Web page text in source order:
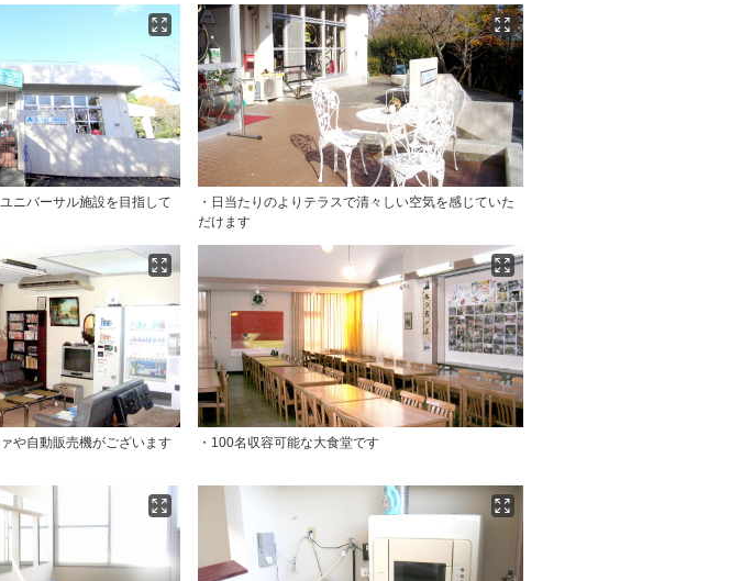
ニバーサル施設を目指して
・日当たりのよりテラスで清々しい空気を感じていた
だけます
や自動販売機がございます ・100名収容可能な大食堂です